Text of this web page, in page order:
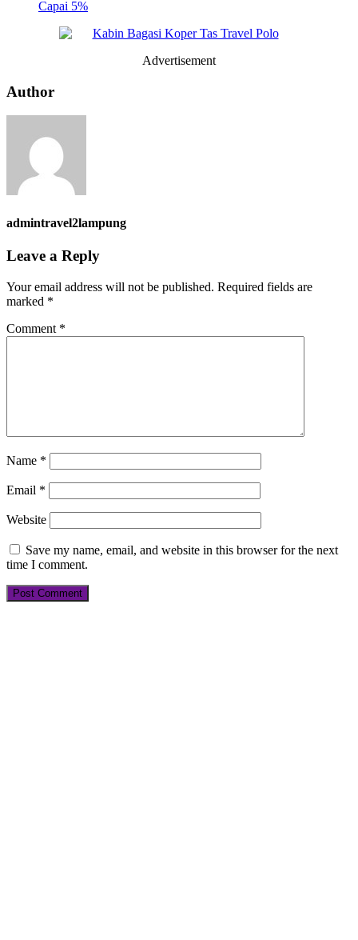
Capai 5%
Advertisement
Author
admintravel2lampung
Leave a Reply
Your email address will not be published. Required fields are
marked *
Comment *
Name *
Email *
Website
Save my name, email, and website in this browser for the next
time I comment.